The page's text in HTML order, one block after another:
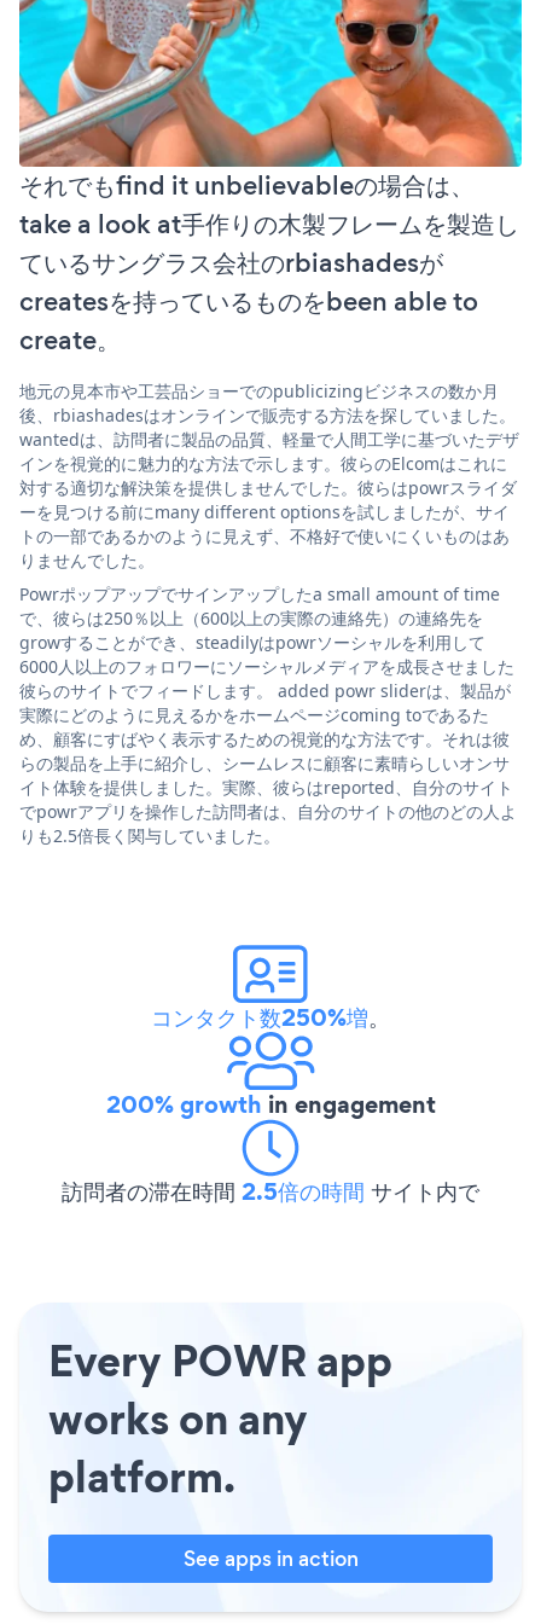
それでもfind it unbelievableの場合は、
take a look at手作りの木製フレームを製造し
ているサングラス会社のrbiashadesが
createsを持っているものをbeen able to
create。
地元の見本市や工芸品ショーでのpublicizingビジネスの数か月
後、rbiashadesはオンラインで販売する方法を探していました。
wantedは、訪問者に製品の品質、軽量で人間工学に基づいたデザ
インを視覚的に魅力的な方法で示します。彼らのElcomはこれに
対する適切な解決策を提供しませんでした。彼らはpowrスライダ
ーを見つける前にmany different optionsを試しましたが、サイ
トの一部であるかのように見えず、不格好で使いにくいものはあ
りませんでした。
Powrポップアップでサインアップしたa small amount of time
で、彼らは250％以上（600以上の実際の連絡先）の連絡先を
growすることができ、steadilyはpowrソーシャルを利用して
6000人以上のフォロワーにソーシャルメディアを成長させました
彼らのサイトでフィードします。 added powr sliderは、製品が
実際にどのように見えるかをホームページcoming toであるた
め、顧客にすばやく表示するための視覚的な方法です。それは彼
らの製品を上手に紹介し、シームレスに顧客に素晴らしいオンサ
イト体験を提供しました。実際、彼らはreported、自分のサイト
でpowrアプリを操作した訪問者は、自分のサイトの他のどの人よ
りも2.5倍長く関与していました。
コンタクト数250%増。
200% growth in engagement
訪問者の滞在時間 2.5倍の時間 サイト内で
Every POWR app
works on any
platform.
See apps in action